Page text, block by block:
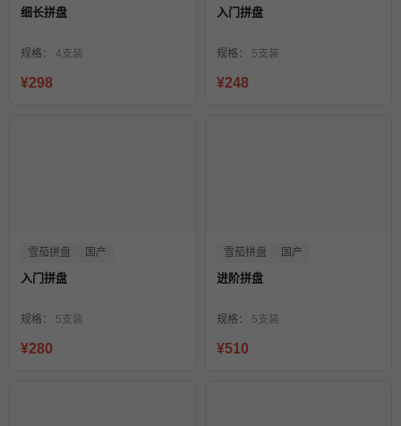
细长拼盘
规格： 4支装
¥298
入门拼盘
规格： 5支装
¥248
雪茄拼盘 国产
入门拼盘
规格： 5支装
¥280
雪茄拼盘 国产
进阶拼盘
规格： 5支装
¥510